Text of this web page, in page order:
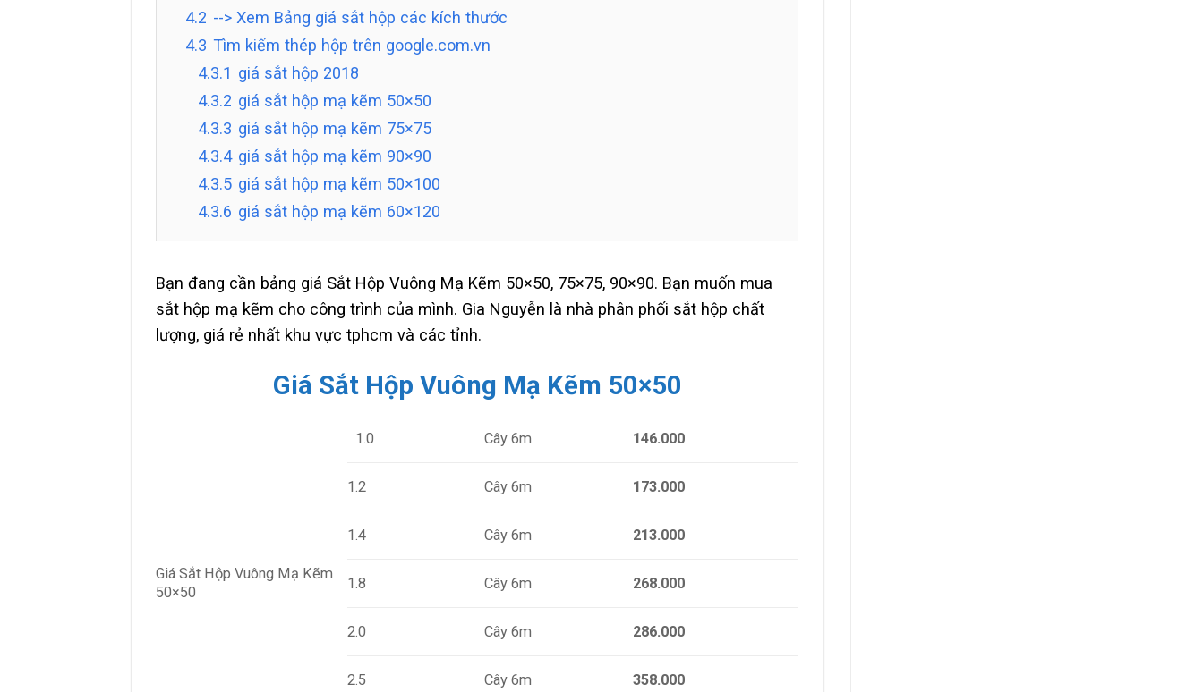
4.2 --> Xem Bảng giá sắt hộp các kích thước
4.3 Tìm kiếm thép hộp trên google.com.vn
4.3.1 giá sắt hộp 2018
4.3.2 giá sắt hộp mạ kẽm 50×50
4.3.3 giá sắt hộp mạ kẽm 75×75
4.3.4 giá sắt hộp mạ kẽm 90×90
4.3.5 giá sắt hộp mạ kẽm 50×100
4.3.6 giá sắt hộp mạ kẽm 60×120
Bạn đang cần bảng giá Sắt Hộp Vuông Mạ Kẽm 50×50, 75×75, 90×90. Bạn muốn mua
sắt hộp mạ kẽm cho công trình của mình. Gia Nguyễn là nhà phân phối sắt hộp chất
lượng, giá rẻ nhất khu vực tphcm và các tỉnh.
Giá Sắt Hộp Vuông Mạ Kẽm 50×50
Giá Sắt Hộp Vuông Mạ Kẽm
50×50
1.0 Cây 6m 146.000
1.2 Cây 6m 173.000
1.4 Cây 6m 213.000
1.8 Cây 6m 268.000
2.0 Cây 6m 286.000
2.5 Cây 6m 358.000